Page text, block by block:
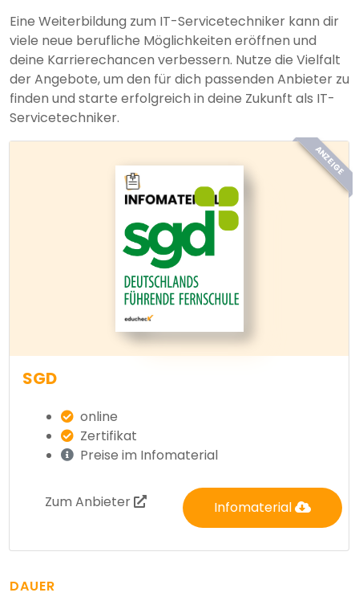
Eine Weiterbildung zum IT-Servicetechniker kann dir
viele neue berufliche Möglichkeiten eröffnen und
deine Karrierechancen verbessern. Nutze die Vielfalt
der Angebote, um den für dich passenden Anbieter zu
finden und starte erfolgreich in deine Zukunft als IT-
Servicetechniker.
ANZEIGE
SGD
online
Zertifikat
Preise im Infomaterial
Zum Anbieter Infomaterial
DAUER